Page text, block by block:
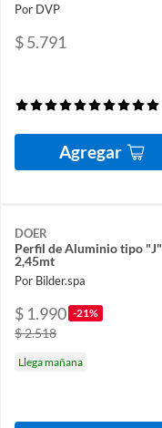
Por DVP
$ 5.791
Agregar
DOER
Perfil de Aluminio tipo "J"
2,45mt
Por Bilder.spa
$ 1.990 -21%
$ 2.518
Llega mañana